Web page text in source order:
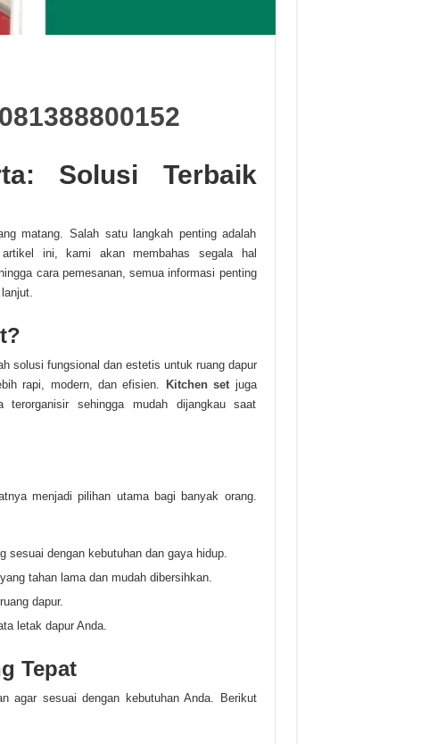
081388800152
Solusi Terbaik
matang. Salah satu langkah penting adalah
ini, kami akan membahas segala hal
cara pemesanan, semua informasi penting
solusi fungsional dan estetis untuk ruang dapur
rapi, modern, dan efisien. Kitchen setjuga
terorganisir sehingga mudah dijangkau saat
menjadi pilihan utama bagi banyak orang.
sesuai dengan kebutuhan dan gaya hidup.
tahan lama dan mudah dibersihkan.
dapur.
letak dapur Anda.
Tepat
agar sesuai dengan kebutuhan Anda. Berikut